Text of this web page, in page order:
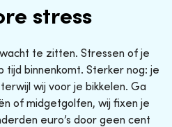
stress
te zitten. Stressen of je
tijd binnenkomt. Sterker nog: je
wij voor je bikkelen. Ga
of midgetgolfen, wij fixen je
euro’s door geen cent